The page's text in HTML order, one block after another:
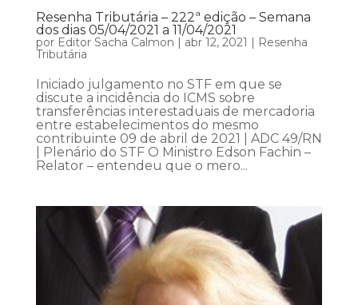
Resenha Tributária – 222ª edição – Semana
dos dias 05/04/2021 a 11/04/2021
por Editor Sacha Calmon | abr 12, 2021 | Resenha
Tributária
Iniciado julgamento no STF em que se
discute a incidência do ICMS sobre
transferências interestaduais de mercadoria
entre estabelecimentos do mesmo
contribuinte 09 de abril de 2021 | ADC 49/RN
| Plenário do STF O Ministro Edson Fachin –
Relator – entendeu que o mero...